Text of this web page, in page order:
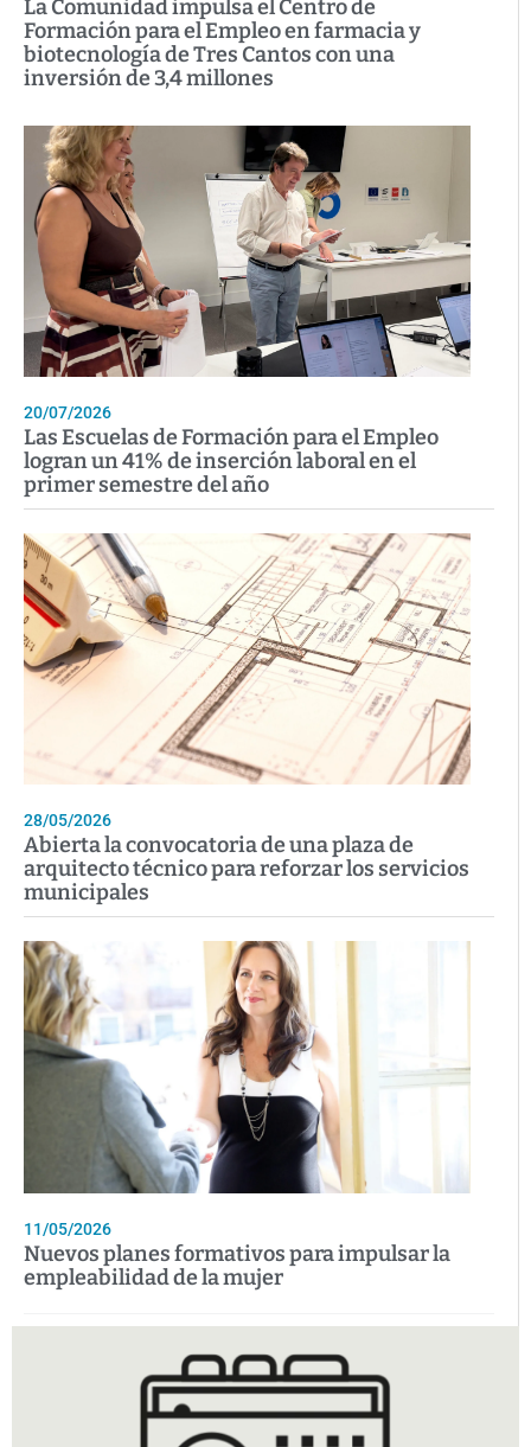
La Comunidad impulsa el Centro de
Formación para el Empleo en farmacia y
biotecnología de Tres Cantos con una
inversión de 3,4 millones
20/07/2026
Las Escuelas de Formación para el Empleo
logran un 41% de inserción laboral en el
primer semestre del año
28/05/2026
Abierta la convocatoria de una plaza de
arquitecto técnico para reforzar los servicios
municipales
11/05/2026
Nuevos planes formativos para impulsar la
empleabilidad de la mujer